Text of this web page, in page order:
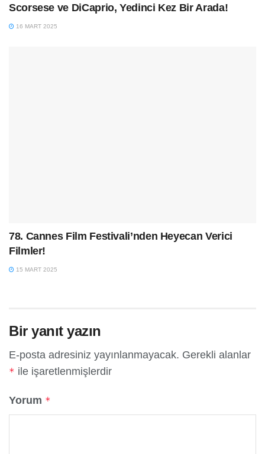
Scorsese ve DiCaprio, Yedinci Kez Bir Arada!
16 MART 2025
78. Cannes Film Festivali’nden Heyecan Verici
Filmler!
15 MART 2025
Bir yanıt yazın
E-posta adresiniz yayınlanmayacak. Gerekli alanlar
* ile işaretlenmişlerdir
Yorum *